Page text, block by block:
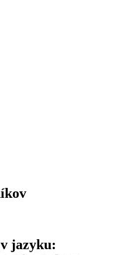
jazyku: